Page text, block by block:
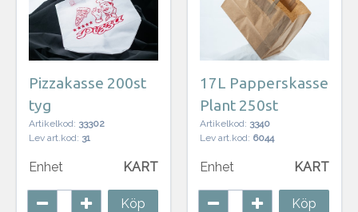
Pizzakasse 200st
tyg
Artikelkod: 33302
Lev art.kod: 31
Enhet KART
Köp
17L Papperskasse
Plant 250st
Artikelkod: 3340
Lev art.kod: 6044
Enhet KART
Köp